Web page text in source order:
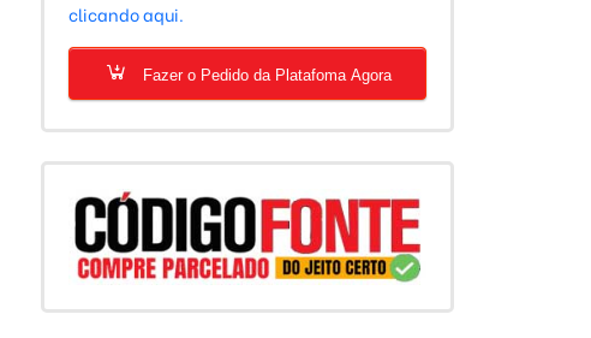
clicando aqui.
Fazer o Pedido da Platafoma Agora